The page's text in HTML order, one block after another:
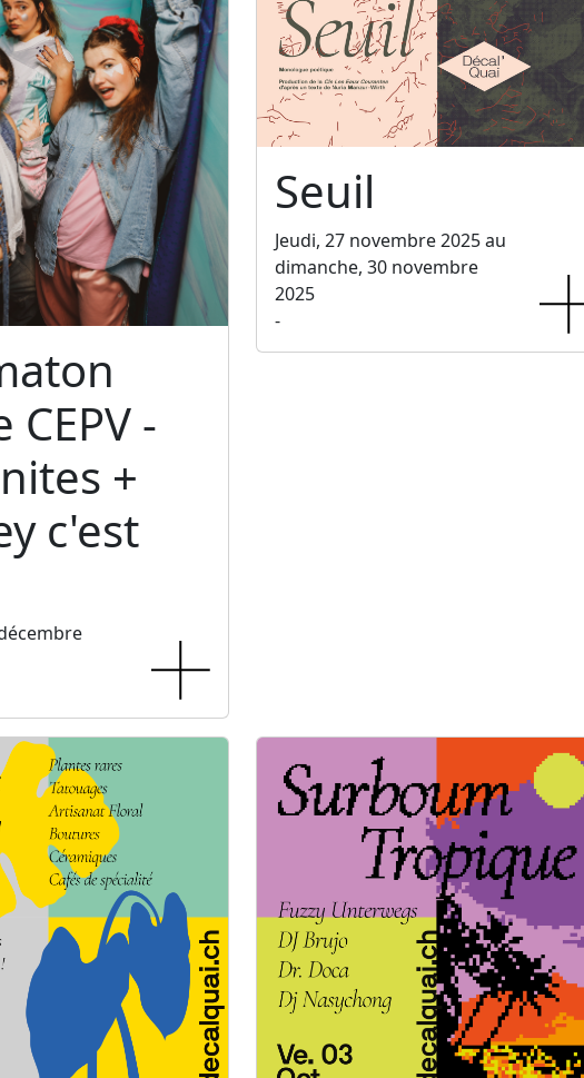
CEPV -
+
c'est
Seuil
Jeudi, 27 novembre 2025 au
dimanche, 30 novembre
2025
-